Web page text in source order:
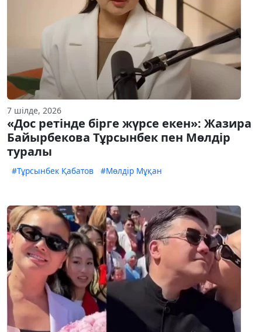
7 шілде, 2026
«Дос ретінде бірге жүрсе екен»: Жазира
Байырбекова Тұрсынбек пен Мөлдір
туралы
#Тұрсынбек Қабатов #Мөлдір Мұқан